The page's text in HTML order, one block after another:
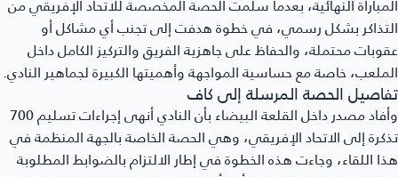
التذاكر بشكل رسمي، في خطوة هدفت إلى تجنب أي مشاكل أو
عقوبات محتملة، والحفاظ على جاهزية الفريق والتركيز الكامل داخل
الملعب، خاصة مع حساسية المواجهة وأهميتها الكبيرة لجماهير النادي.
تفاصيل الحصة المرسلة إلى كاف
وأفاد مصدر داخل القلعة البيضاء بأن النادي أنهى إجراءات تسليم 700
تذكرة إلى الاتحاد الإفريقي، وهي الحصة الخاصة بالجهة المنظمة في
هذا اللقاء، وجاءت هذه الخطوة في إطار الالتزام بالضوابط المطلوبة